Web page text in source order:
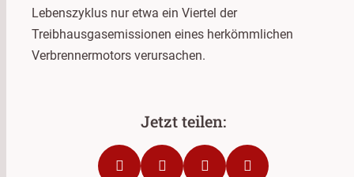
Lebenszyklus nur etwa ein Viertel der
Treibhausgasemissionen eines herkömmlichen
Verbrennermotors verursachen.